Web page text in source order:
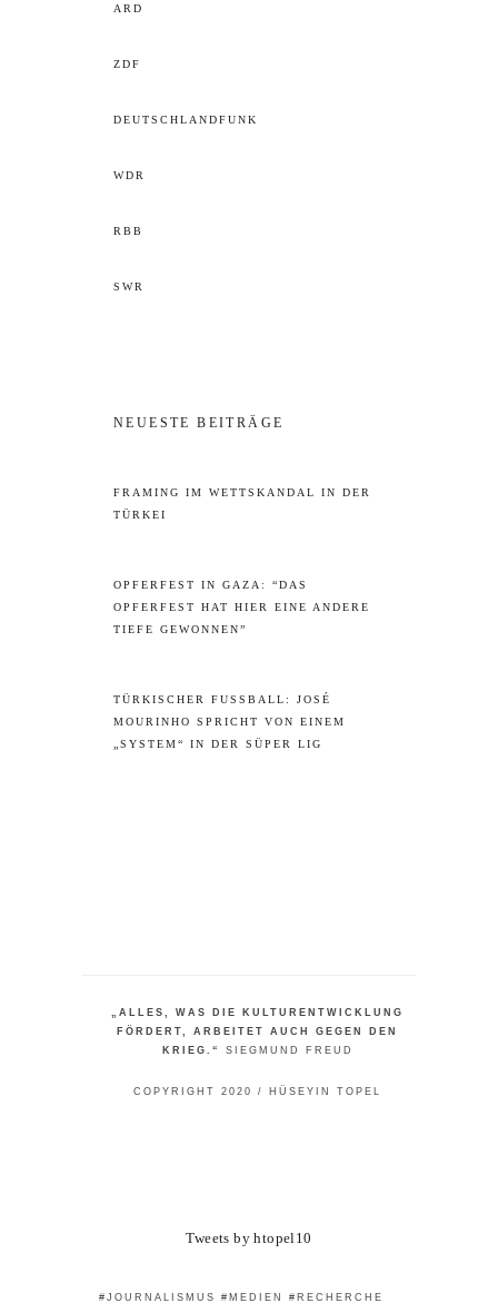
ARD
ZDF
DEUTSCHLANDFUNK
WDR
RBB
SWR
NEUESTE BEITRÄGE
FRAMING IM WETTSKANDAL IN DER
TÜRKEI
OPFERFEST IN GAZA: “DAS
OPFERFEST HAT HIER EINE ANDERE
TIEFE GEWONNEN”
TÜRKISCHER FUSSBALL: JOSÉ M
OURINHO SPRICHT VON EINEM „
SYSTEM“ IN DER SÜPER LIG
„ALLES, WAS DIE KULTURENTWICKLUNG
FÖRDERT, ARBEITET AUCH GEGEN DEN
KRIEG.“ SIEGMUND FREUD
COPYRIGHT 2020 / HÜSEYIN TOPEL
Tweets by htopel10
#JOURNALISMUS #MEDIEN #RECHERCHE